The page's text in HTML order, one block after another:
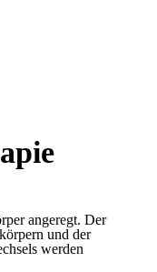
angeregt. Der
und der
werden